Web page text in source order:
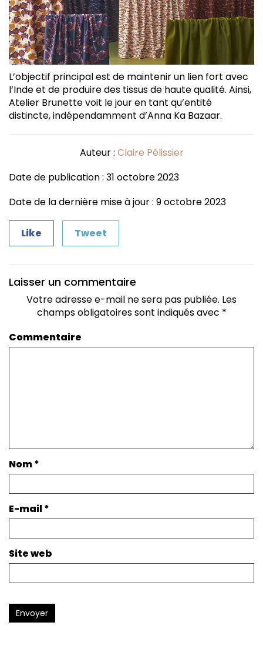
L’objectif principal est de maintenir un lien fort avec
l’Inde et de produire des tissus de haute qualité. Ainsi,
Atelier Brunette voit le jour en tant qu’entité
distincte, indépendamment d’Anna Ka Bazaar.
Auteur : Claire Pélissier
Date de publication : 31 octobre 2023
Date de la dernière mise à jour : 9 octobre 2023
Like Tweet
Laisser un commentaire
Votre adresse e-mail ne sera pas publiée. Les
champs obligatoires sont indiqués avec *
Commentaire
Nom*
E-mail*
Site web
Envoyer